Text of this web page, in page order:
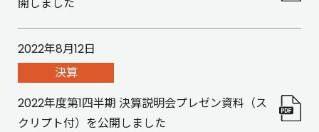
2022年8月12日
決算
2022年度第1四半期 決算説明会プレゼン資料（ス
クリプト付）を公開しました